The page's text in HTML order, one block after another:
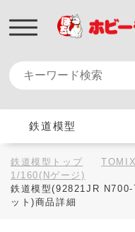
鉄道模型
鉄道模型トップ
1/160(Nゲージ)
鉄道模型(92821JR
ット)商品詳細